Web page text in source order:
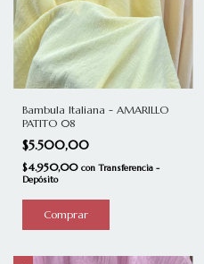
Bambula Italiana - AMARILLO
PATITO 08
$5.500,00
$4.950,00 con Transferencia -
Depósito